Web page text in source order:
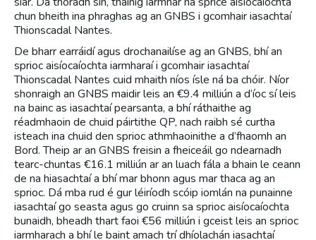
chun bheith ina phraghas ag an GNBS i gcomhair iasachtaí
Thionscadal Nantes.
De bharr earráidí agus drochanailíse ag an GNBS, bhí an
sprioc aisíocaíochta iarmharaí i gcomhair iasachtaí
Thionscadal Nantes cuid mhaith níos ísle ná ba chóir. Níor
shonraigh an GNBS maidir leis an €9.4 milliún a d’íoc sí leis
na bainc as iasachtaí pearsanta, a bhí ráthaithe ag
réadmhaoin de chuid páirtithe QP, nach raibh sé curtha
isteach ina chuid den sprioc athmhaoinithe a d’fhaomh an
Bord. Theip ar an GNBS freisin a fheiceáil go ndearnadh
tearc-chuntas €16.1 milliún ar an luach fála a bhain le ceann
de na hiasachtaí a bhí mar bhonn agus mar thaca ag an
sprioc. Dá mba rud é gur léiríodh scóip iomlán na punainne
iasachtaí go seasta agus go cruinn sa sprioc aisíocaíochta
bunaidh, bheadh thart faoi €56 milliún i gceist leis an sprioc
iarmharach a bhí le baint amach trí dhíolachán iasachtaí